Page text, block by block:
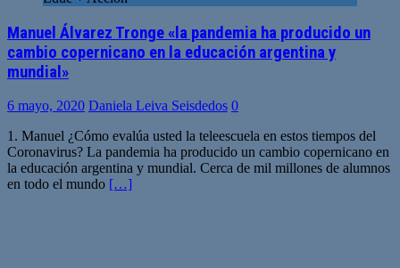
Manuel Álvarez Tronge «la pandemia ha producido un
cambio copernicano en la educación argentina y
mundial»
6 mayo, 2020 Daniela Leiva Seisdedos 0
1. Manuel ¿Cómo evalúa usted la teleescuela en estos tiempos del
Coronavirus? La pandemia ha producido un cambio copernicano en
la educación argentina y mundial. Cerca de mil millones de alumnos
en todo el mundo […]